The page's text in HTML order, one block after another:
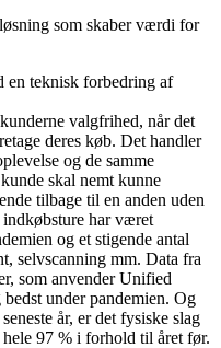
som skaber værdi for
en teknisk forbedring af
valgfrihed, når det
deres køb. Det handler
og de samme
skal nemt kunne
tilbage til en anden uden
har været
og et stigende antal
selvscanning mm. Data fra
som anvender Unified
under pandemien. Og
år, er det fysiske slag
97 % i forhold til året før.